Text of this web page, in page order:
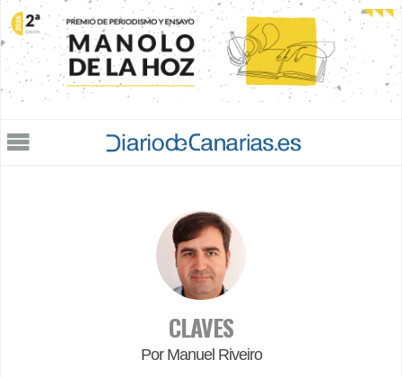
Jump to navigation
CLAVES
Por Manuel Riveiro